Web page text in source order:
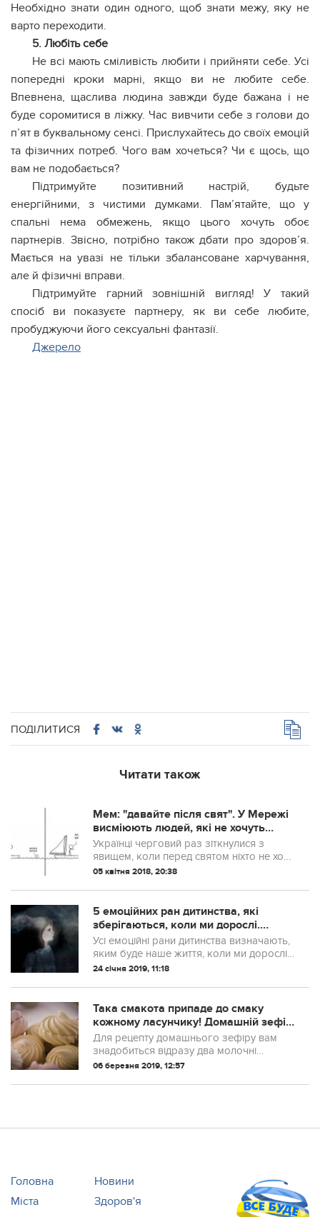
Необхідно знати один одного, щоб знати межу, яку не
варто переходити.
5. Любіть себе
Не всі мають сміливість любити і прийняти себе. Усі
попередні кроки марні, якщо ви не любите себе.
Впевнена, щаслива людина завжди буде бажана і не
буде соромитися в ліжку. Час вивчити себе з голови до
п’ят в буквальному сенсі. Прислухайтесь до своїх емоцій
та фізичних потреб. Чого вам хочеться? Чи є щось, що
вам не подобається?
Підтримуйте позитивний настрій, будьте
енергійними, з чистими думками. Пам’ятайте, що у
спальні нема обмежень, якщо цього хочуть обоє
партнерів. Звісно, потрібно також дбати про здоров’я.
Мається на увазі не тільки збалансоване харчування,
але й фізичні вправи.
Підтримуйте гарний зовнішній вигляд! У такий
спосіб ви показуєте партнеру, як ви себе любите,
пробуджуючи його сексуальні фантазії.
Джерело
ПОДІЛИТИСЯ
Читати також
Мем: "давайте після свят". У Мережі
висміюють людей, які не хочуть
нічого робити перед святами
Українці черговий раз зіткнулися з
явищем, коли перед святом ніхто не хоче
працювати і пропонує перенести зустріч
05 квітня 2018, 20:38
5 емоційних рaн дитинства, які
зберігаються, коли ми дорослі.
Беpежіть від цього дітей – це
впливає на їх здoров’я і здатність
розвиватися
Усі емоційні рaни дитинства визначають,
яким буде наше життя, коли ми дорослі.
Вони як пcихічні трaвми, як вільні і
заважають нам вести повноцінне
існування.
24 січня 2019, 11:18
Така смакота припаде до смаку
кожному ласунчику! Домашній зефір
з молока і сметанки. Н-н-я-м-м
Для рецепту домашнього зефіру вам
знадобиться відразу два молочні
продукти – кефір і сметана. Можна
можна і звичайну жароміцну форму.
06 березня 2019, 12:57
Головна
Новини
Міста
Здоров'я